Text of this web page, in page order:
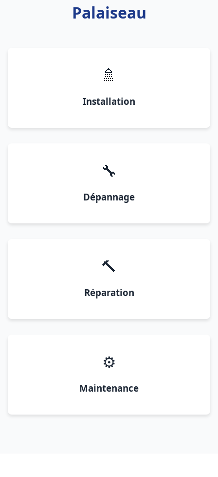
Palaiseau
🚿
Installation
🔧
Dépannage
🔨
Réparation
⚙️
Maintenance